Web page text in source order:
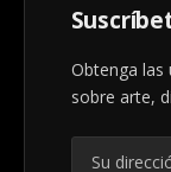
Obtenga las
sobre arte,